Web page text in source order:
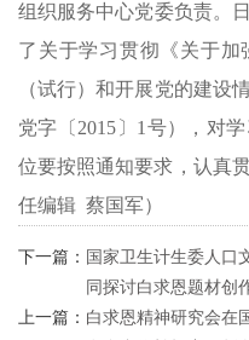
组织服务中心党委负责。
了关于学习贯彻《关于
（试行）和开展党的建设
党字〔2015〕1号），对
位要按照通知要求，认真
任编辑 蔡国军）
下一篇： 国家卫生计生委人口
同探讨白求恩题材创
上一篇： 白求恩精神研究会在